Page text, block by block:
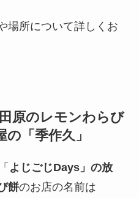
場所について詳しくお
原のレモンわらび
「季作久」
よじごじDays」の放
餅のお店の名前は